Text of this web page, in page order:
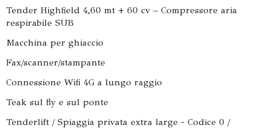
Tender Highfield 4,60 mt + 60 cv – Compressore aria
respirabile SUB
Macchina per ghiaccio
Fax/scanner/stampante
Connessione Wifi 4G a lungo raggio
Teak sul fly e sul ponte
Tenderlift / Spiaggia privata extra large - Codice 0 /